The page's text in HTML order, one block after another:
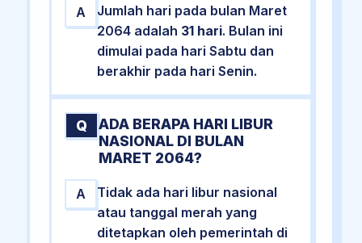
A
Jumlah hari pada bulan Maret
2064 adalah 31 hari. Bulan ini
dimulai pada hari Sabtu dan
berakhir pada hari Senin.
Q
ADA BERAPA HARI LIBUR
NASIONAL DI BULAN
MARET 2064?
A
Tidak ada hari libur nasional
atau tanggal merah yang
ditetapkan oleh pemerintah di